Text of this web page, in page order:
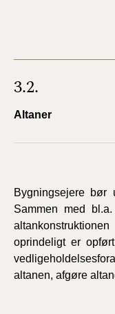
3.2.
Altaner
Bygningsejere bør
Sammen med
oprindeligt er
altanen, afgøre